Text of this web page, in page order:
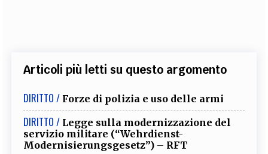
Articoli più letti su questo argomento
DIRITTO / Forze di polizia e uso delle armi
DIRITTO / Legge sulla modernizzazione del
servizio militare (“Wehrdienst-
Modernisierungsgesetz”) – RFT